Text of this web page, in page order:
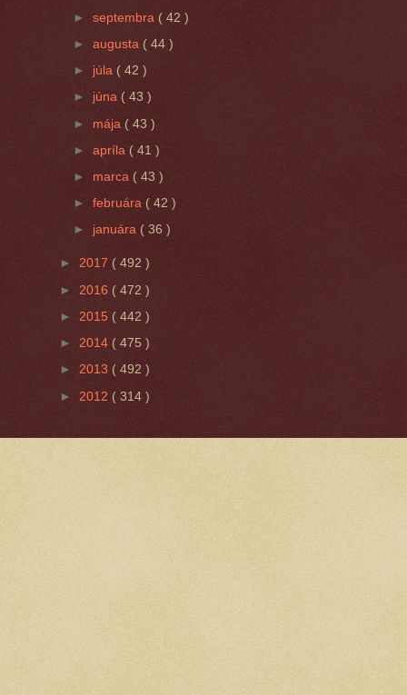
►septembra ( 42 )
►augusta ( 44 )
► júla ( 42 )
► júna ( 43 )
► mája( 43 )
►apríla ( 41 )
► marca ( 43 )
►februára ( 42 )
► januára ( 36 )
► 2017 ( 492 )
► 2016 ( 472 )
► 2015 ( 442 )
► 2014 ( 475 )
► 2013 ( 492 )
► 2012 ( 314 )